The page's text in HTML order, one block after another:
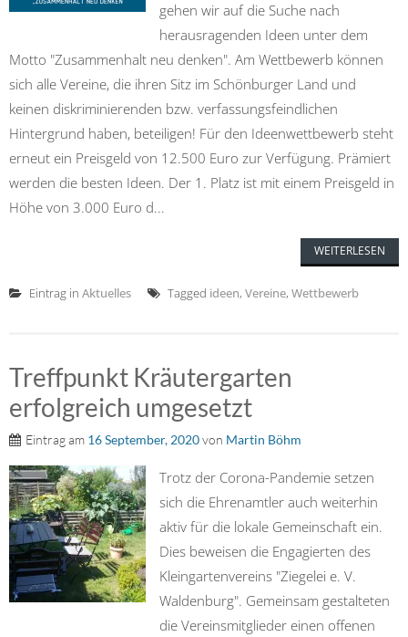
gehen wir auf die Suche nach
herausragenden Ideen unter dem
Motto "Zusammenhalt neu denken". Am Wettbewerb können
sich alle Vereine, die ihren Sitz im Schönburger Land und
keinen diskriminierenden bzw. verfassungsfeindlichen
Hintergrund haben, beteiligen! Für den Ideenwettbewerb steht
erneut ein Preisgeld von 12.500 Euro zur Verfügung. Prämiert
werden die besten Ideen. Der 1. Platz ist mit einem Preisgeld in
Höhe von 3.000 Euro d...
WEITERLESEN
Eintrag in Aktuelles Tagged ideen, Vereine, Wettbewerb
Treffpunkt Kräutergarten
erfolgreich umgesetzt
Eintrag am 16 September, 2020von Martin Böhm
Trotz der Corona-Pandemie setzen
sich die Ehrenamtler auch weiterhin
aktiv für die lokale Gemeinschaft ein.
Dies beweisen die Engagierten des
Kleingartenvereins "Ziegelei e. V.
Waldenburg". Gemeinsam gestalteten
die Vereinsmitglieder einen offenen